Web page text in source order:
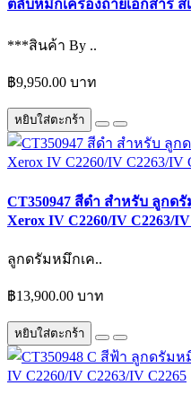
ตลับหมึกเครื่องถ่ายเอกสาร สี
***สินค้า By ..
฿9,950.00 บาท
หยิบใส่ตะกร้า
CT350947 สีดำ สำหรับ ลูกด
Xerox IV C2260/IV C2263/IV
ลูกดรัมหมึกเค..
฿13,900.00 บาท
หยิบใส่ตะกร้า